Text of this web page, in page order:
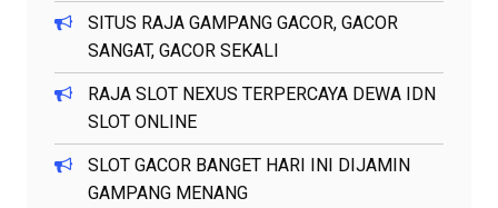
SITUS RAJA GAMPANG GACOR, GACOR
SANGAT, GACOR SEKALI
RAJA SLOT NEXUS TERPERCAYA DEWA IDN
SLOT ONLINE
SLOT GACOR BANGET HARI INI DIJAMIN
GAMPANG MENANG